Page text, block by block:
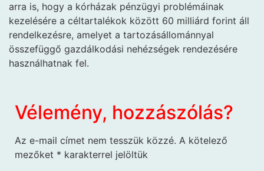
arra is, hogy a kórházak pénzügyi problémáinak
kezelésére a céltartalékok között 60 milliárd forint áll
rendelkezésre, amelyet a tartozásállománnyal
összefüggő gazdálkodási nehézségek rendezésére
használhatnak fel.
Vélemény, hozzászólás?
Az e-mail címet nem tesszük közzé. A kötelező
mezőket * karakterrel jelöltük